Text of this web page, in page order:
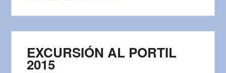
EXCURSIÓN AL PORTIL
2015